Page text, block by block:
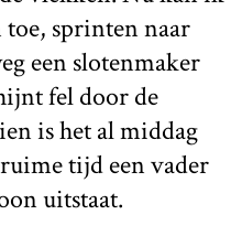
sprinten naar
een slotenmaker
fel door de
is het al middag
tijd een vader
uitstaat.